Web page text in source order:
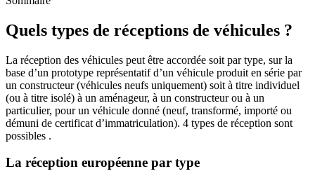
Quels types de réceptions de véhicules ?
La réception des véhicules peut être accordée soit par type, sur la
base d’un prototype représentatif d’un véhicule produit en série par
un constructeur (véhicules neufs uniquement) soit à titre individuel
(ou à titre isolé) à un aménageur, à un constructeur ou à un
particulier, pour un véhicule donné (neuf, transformé, importé ou
démuni de certificat d’immatriculation). 4 types de réception sont
possibles .
La réception européenne par type